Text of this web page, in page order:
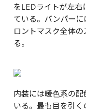
をLEDライトが左右
ている。バンパー
ロントマスク全体
る。
内装には暖色系の
いる。最も目を引